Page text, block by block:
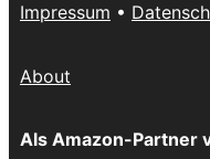
Impressum •
About
Als Amazon-Partner